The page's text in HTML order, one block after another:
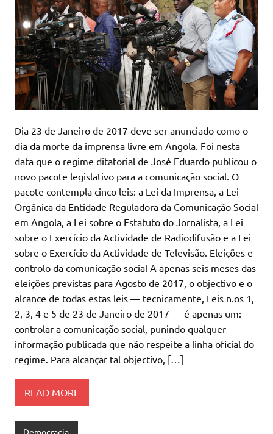
Dia 23 de Janeiro de 2017 deve ser anunciado como o
dia da morte da imprensa livre em Angola. Foi nesta
data que o regime ditatorial de José Eduardo publicou o
novo pacote legislativo para a comunicação social. O
pacote contempla cinco leis: a Lei da Imprensa, a Lei
Orgânica da Entidade Reguladora da Comunicação Social
em Angola, a Lei sobre o Estatuto do Jornalista, a Lei
sobre o Exercício da Actividade de Radiodifusão e a Lei
sobre o Exercício da Actividade de Televisão. Eleições e
controlo da comunicação social A apenas seis meses das
eleições previstas para Agosto de 2017, o objectivo e o
alcance de todas estas leis — tecnicamente, Leis n.os 1,
2, 3, 4 e 5 de 23 de Janeiro de 2017 — é apenas um:
controlar a comunicação social, punindo qualquer
informação publicada que não respeite a linha oficial do
regime. Para alcançar tal objectivo, […]
READ MORE
Democracia